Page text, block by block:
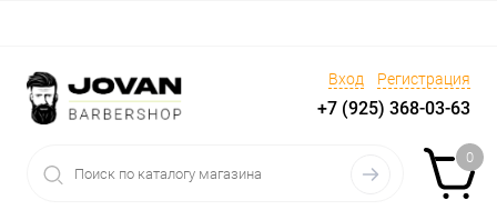
Вход Регистрация
+7 (925) 368-03-63
0